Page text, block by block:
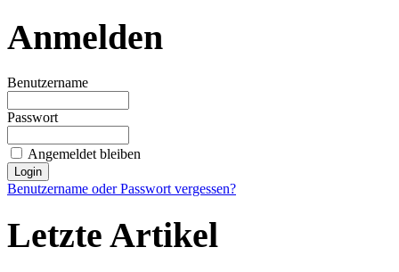
Anmelden
Benutzername
Passwort
Angemeldet bleiben
Benutzername oder Passwort vergessen?
Letzte Artikel